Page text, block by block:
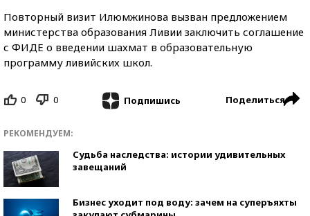
Повторный визит Илюмжинова вызван предложением
министерства образования Ливии заключить соглашение
с ФИДЕ о введении шахмат в образовательную
программу ливийских школ.
0 0 Подпишись Поделиться
РЕКОМЕНДУЕМ:
Судьба наследства: истории удивительных
завещаний
Бизнес уходит под воду: зачем на суперъяхты